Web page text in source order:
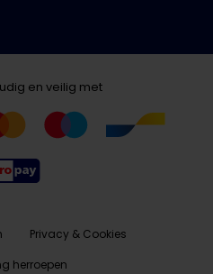
en veilig met
Privacy & Cookies
herroepen